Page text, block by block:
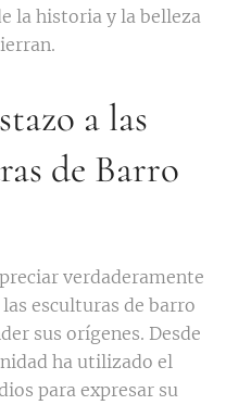
la historia y la belleza
a las
de Barro
verdaderamente
esculturas de barro
sus orígenes. Desde
ha utilizado el
para expresar su